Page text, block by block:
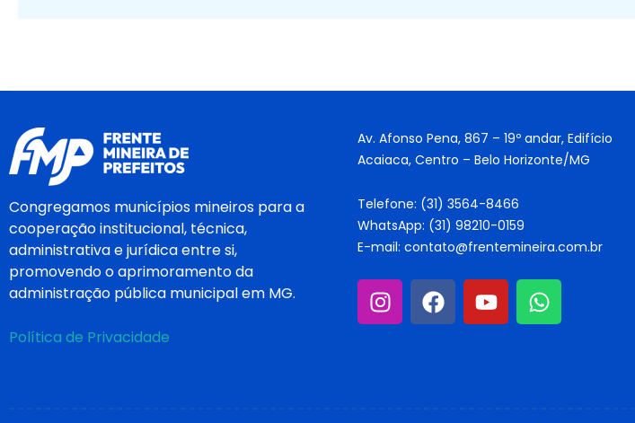
Congregamos municípios mineiros para a
cooperação institucional, técnica,
administrativa e jurídica entre si,
promovendo o aprimoramento da
administração pública municipal em MG.
Política de Privacidade
Av. Afonso Pena, 867 – 19º andar, Edifício
Acaiaca, Centro – Belo Horizonte/MG
Telefone: (31) 3564-8466
WhatsApp: (31) 98210-0159
E-mail: contato@frentemineira.com.br